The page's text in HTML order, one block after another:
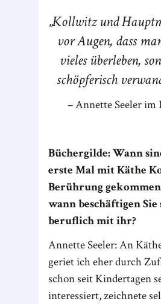
Kollwitz und
vor Augen, dass
vieles überleben,
schöpferisch
Annette Seeler
Büchergilde: Wann
erste Mal mit Käthe
Berührung
wann beschäftigen Sie
beruflich mit ihr?
Annette Seeler: An
geriet ich eher durch
schon seit Kindertagen
interessiert, zeichnete